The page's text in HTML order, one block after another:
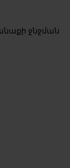
ջնջման